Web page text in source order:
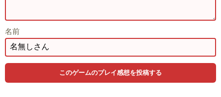
名前